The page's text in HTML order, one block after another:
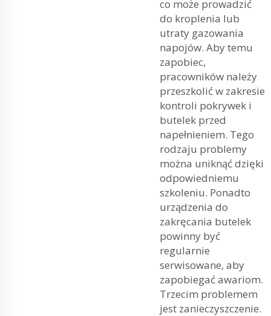
co może prowadzić
do kroplenia lub
utraty gazowania
napojów. Aby temu
zapobiec,
pracowników należy
przeszkolić w zakresie
kontroli pokrywek i
butelek przed
napełnieniem. Tego
rodzaju problemy
można uniknąć dzięki
odpowiedniemu
szkoleniu. Ponadto
urządzenia do
zakręcania butelek
powinny być
regularnie
serwisowane, aby
zapobiegać awariom.
Trzecim problemem
jest zanieczyszczenie.